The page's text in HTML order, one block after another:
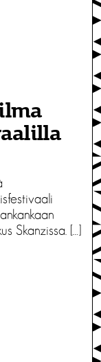
Skanzissa. […]